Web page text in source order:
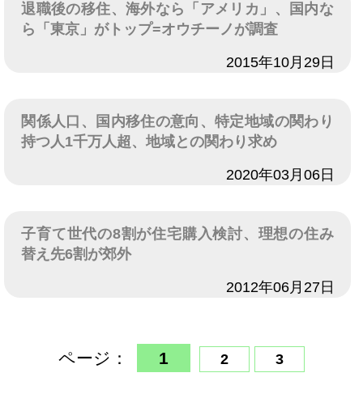
退職後の移住、海外なら「アメリカ」、国内な
ら「東京」がトップ=オウチーノが調査
2015年10月29日
関係人口、国内移住の意向、特定地域の関わり
持つ人1千万人超、地域との関わり求め
2020年03月06日
子育て世代の8割が住宅購入検討、理想の住み
替え先6割が郊外
2012年06月27日
ページ： 1 2 3